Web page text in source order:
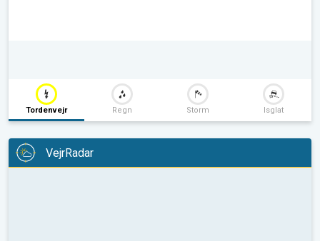
Tordenvejr Regn Storm Isglat
VejrRadar